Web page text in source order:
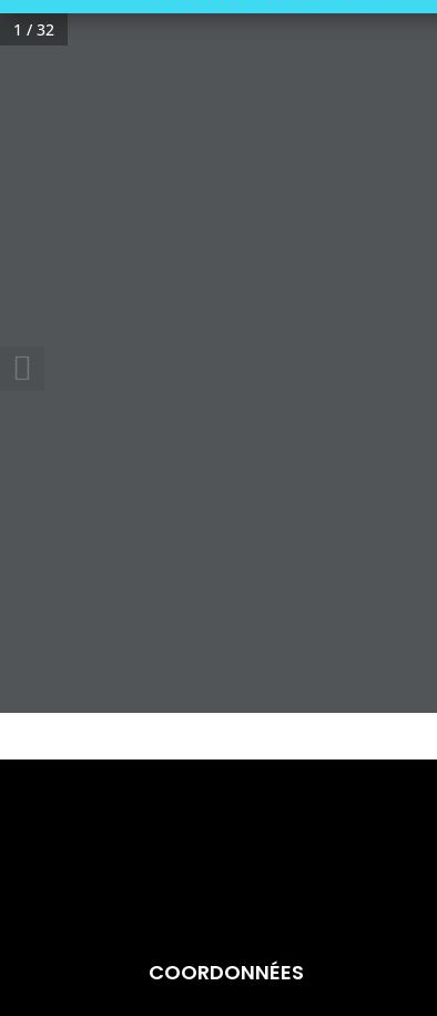
1 / 32
COORDONNÉES